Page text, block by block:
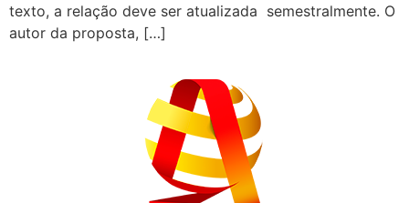
texto, a relação deve ser atualizada semestralmente. O
autor da proposta, […]